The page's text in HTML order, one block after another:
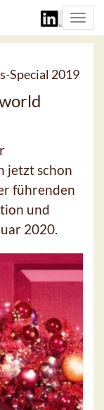
Special 2019
jetzt schon
führenden
und
2020.